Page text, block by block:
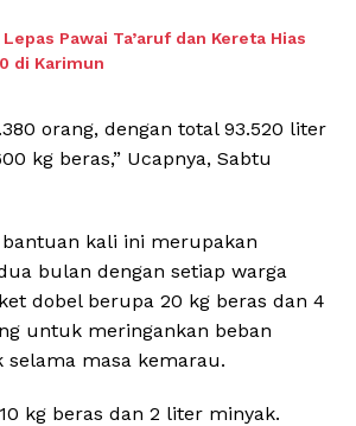
Pawai Ta’aruf dan Kereta Hias
di Karimun
orang, dengan total 93.520 liter
kg beras,” Ucapnya, Sabtu
kali ini merupakan
bulan dengan setiap warga
dobel berupa 20 kg beras dan 4
untuk meringankan beban
selama masa kemarau.
kg beras dan 2 liter minyak.